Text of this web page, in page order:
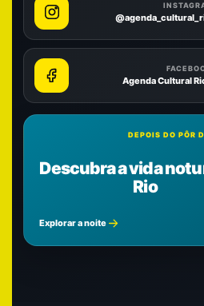
Agenda Cultural
DEPOIS DO PÔR
Descubra a vida
Rio
Explorar a noite